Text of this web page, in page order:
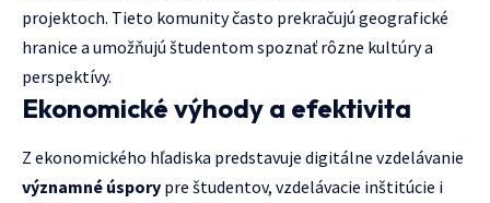
projektoch. Tieto komunity často prekračujú geografické
hranice a umožňujú študentom spoznať rôzne kultúry a
perspektívy.
Ekonomické výhody a efektivita
Z ekonomického hľadiska predstavuje digitálne vzdelávanie
významné úspory pre študentov, vzdelávacie inštitúcie i